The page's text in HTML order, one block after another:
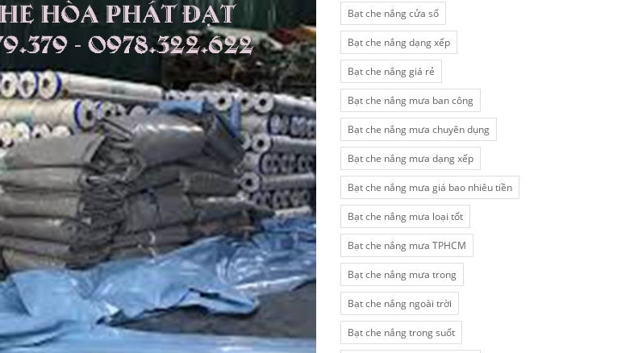
Bạt che nắng cửa sổ
Bạt che nắng dạng xếp
Bạt che nắng giá rẻ
Bạt che nắng mưa ban công
Bạt che nắng mưa chuyên dụng
Bạt che nắng mưa dạng xếp
Bạt che nắng mưa giá bao nhiêu tiền
Bạt che nắng mưa loại tốt
Bạt che nắng mưa TPHCM
Bạt che nắng mưa trong
Bạt che nắng ngoài trời
Bạt che nắng trong suốt